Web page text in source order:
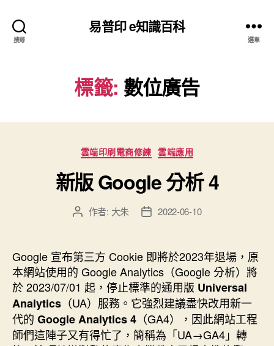
搜尋
易普印 e知識百科
選單
標籤: 數位廣告
分
類
雲端印刷電商修練 雲端應用
新版 Google 分析 4
文
者
作者: 大朱
文
佈
日
期
2022-06-10
Google 宣布第三方 Cookie 即將於2023年退場，原
本網站使用的 Google Analytics（Google 分析）將
於 2023/07/01 起，停止標準的通用版 Universal
Analytics （UA）服務。它強烈建議盡快改用新一
代的 Google Analytics 4 （GA4），因此網站工程
師們這陣子又有得忙了，簡稱為「UA→GA4」轉